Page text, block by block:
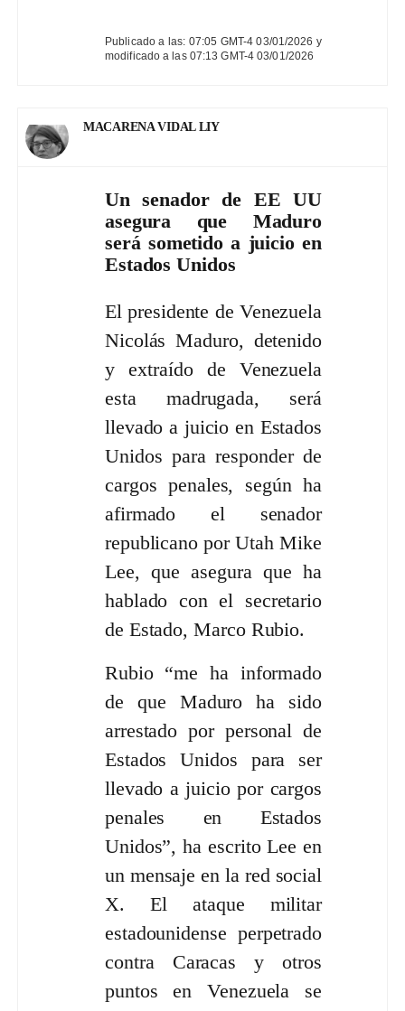
Publicado a las: 07:05 GMT-4 03/01/2026 y
modificado a las 07:13 GMT-4 03/01/2026
MACARENA VIDAL LIY
Un senador de EE UU
asegura que Maduro
será sometido a juicio en
Estados Unidos
El presidente de Venezuela
Nicolás Maduro, detenido
y extraído de Venezuela
esta madrugada, será
llevado a juicio en Estados
Unidos para responder de
cargos penales, según ha
afirmado el senador
republicano por Utah Mike
Lee, que asegura que ha
hablado con el secretario
de Estado, Marco Rubio.
Rubio “me ha informado
de que Maduro ha sido
arrestado por personal de
Estados Unidos para ser
llevado a juicio por cargos
penales en Estados
Unidos”, ha escrito Lee en
un mensaje en la red social
X. El ataque militar
estadounidense perpetrado
contra Caracas y otros
puntos en Venezuela se